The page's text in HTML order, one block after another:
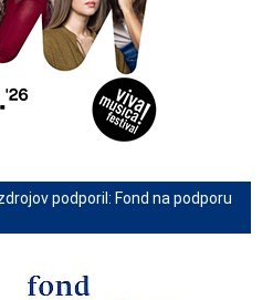
podporil: Fond na podporu